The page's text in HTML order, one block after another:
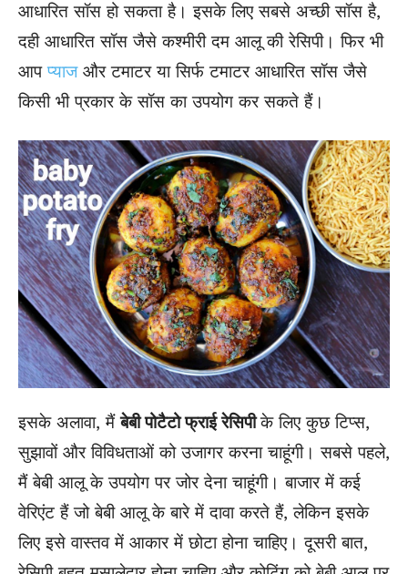
आधारित सॉस हो सकता है। इसके लिए सबसे अच्छी सॉस है,
दही आधारित सॉस जैसे कश्मीरी दम आलू की रेसिपी। फिर भी
आपप्याजऔर टमाटर या सिर्फ टमाटर आधारित सॉस जैसे
किसी भी प्रकार के सॉस का उपयोग कर सकते हैं।
इसके अलावा, मैंबेबी पोटैटो फ्राई रेसिपीके लिए कुछ टिप्स,
सुझावों और विविधताओं को उजागर करना चाहूंगी। सबसे पहले,
मैं बेबी आलू के उपयोग पर जोर देना चाहूंगी। बाजार में कई
वेरिएंट हैं जो बेबी आलू के बारे में दावा करते हैं, लेकिन इसके
लिए इसे वास्तव में आकार में छोटा होना चाहिए। दूसरी बात,